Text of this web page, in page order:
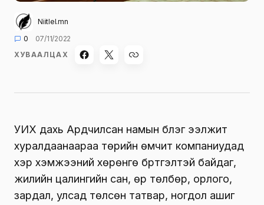
Niitlel.mn
0
07/11/2022
ХУВААЛЦАХ
УИХ дахь Ардчилсан намын бүлэг ээлжит
хуралдаанаараа төрийн өмчит компаниудад
хэр хэмжээний хөрөнгө бүртгэлтэй байдаг,
жилийн цалингийн сан, өр төлбөр, орлого,
зардал, улсад төлсөн татвар, ногдол ашиг